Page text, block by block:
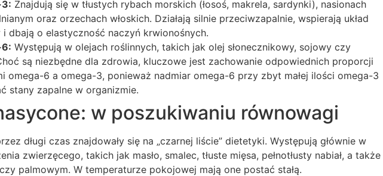
3: Znajdują się w tłustych rybach morskich (łosoś, makrela, sardynki), nasionach
oraz orzechach włoskich. Działają silnie przeciwzapalnie, wspierają układ
dbają o elastyczność naczyń krwionośnych.
6: Występują w olejach roślinnych, takich jak olej słonecznikowy, sojowy czy
są niezbędne dla zdrowia, kluczowe jest zachowanie odpowiednich proporcji
omega-6 a omega-3, ponieważ nadmiar omega-6 przy zbyt małej ilości omega-3
stany zapalne w organizmie.
w poszukiwaniu równowagi
długi czas znajdowały się na „czarnej liście” dietetyki. Występują głównie w
zwierzęcego, takich jak masło, smalec, tłuste mięsa, pełnotłusty nabiał, a także
palmowym. W temperaturze pokojowej mają one postać stałą.